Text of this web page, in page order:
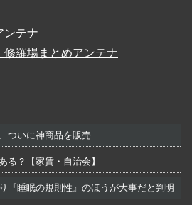
ンテナ
修羅場まとめアンテナ
ついに神商品を販売
る？【家賃・自治会】
『睡眠の規則性』のほうが大事だと判明